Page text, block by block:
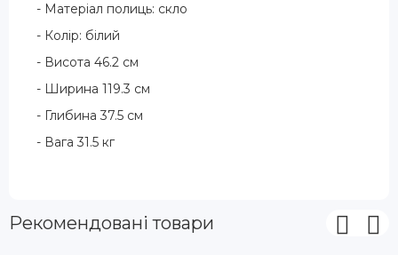
- Матеріал полиць: скло
- Колір: білий
- Висота 46.2 см
- Ширина 119.3 см
- Глибина 37.5 см
- Вага 31.5 кг
Рекомендовані товари